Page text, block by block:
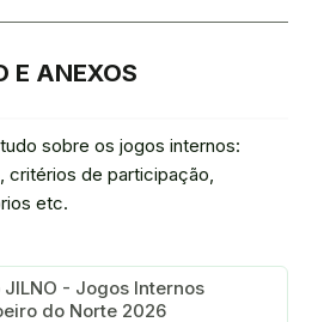
E ANEXOS
sobre os jogos internos:
critérios de participação,
etc.
JILNO - Jogos Internos
do Norte 2026